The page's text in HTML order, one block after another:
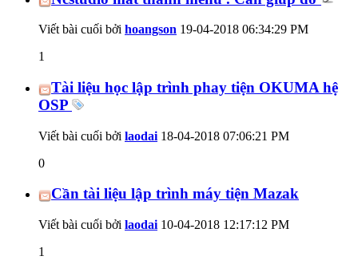
Viết bài cuối bởi hoangson 19-04-2018 06:34:29 PM
1
Tài liệu học lập trình phay tiện OKUMA hệ
OSP
Viết bài cuối bởi laodai 18-04-2018 07:06:21 PM
0
Cần tài liệu lập trình máy tiện Mazak
Viết bài cuối bởi laodai 10-04-2018 12:17:12 PM
1